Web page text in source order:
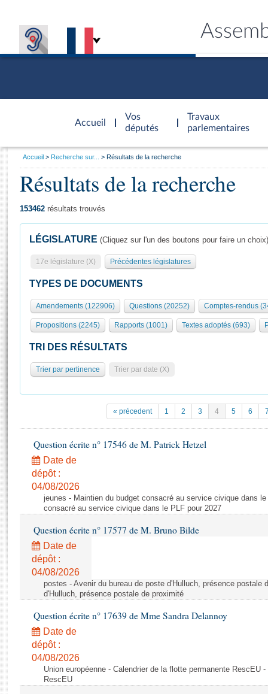
Accueil
d'accueil
Vos
députés
Travaux
parlementaires
Présidence
577 députés
Groupes politiques
Séance publique
Commissions et autres organes
Europe et International
Pétitions
Projets de loi
Propositions de loi
Amendements
Textes adoptés
Rapports législatifs
Rapports sur l'application des lois
Baromètre de l’application des lois
Dossiers législatifs
Budget et sécurité sociale
Questions écrites et orales
Comptes rendus des débats
Général
Rôle et pouvoirs de l'Assemblée
Organisation de l'Assemblée
Présidence Conférence des Présidents Bureau Collège des
Statistiques et chiffres clés
Documents de référence
( Constitution | Règlement de l'Assemblée ... )
Histoire
Juniors
Anciennes législatures
Visiter l'Assemblée
Visite virtuelle du palais Bourbon
Assister à une séance
Contacts et plan d'accès
Photos libres de droit
Vous
Accueil Recherche sur... Résultats de la recherche
Résultats de la recherche
153462 résultats trouvés
LÉGISLATURE (Cliquez sur l'un des boutons pour faire un choix)
17e législature (X) Précédentes législatures
TYPES DE DOCUMENTS
Amendements (122906) Questions (20252) Comptes-rendus
Propositions (2245) Rapports (1001) Textes adoptés (693)
TRI DES RÉSULTATS
Trier par pertinence Trier par date (X)
« précedent 1 2 3 4 5 6
Question écrite n° 17546 de M. Patrick Hetzel
Date de
dépôt :
04/08/2026
jeunes - Maintien du budget consacré au service civique dans
consacré au service civique dans le PLF pour 2027
Question écrite n° 17577 de M. Bruno Bilde
Date de
dépôt :
04/08/2026
postes - Avenir du bureau de poste d'Hulluch, présence postale
d'Hulluch, présence postale de proximité
Question écrite n° 17639 de Mme Sandra Delannoy
Date de
dépôt :
04/08/2026
Union européenne - Calendrier de la flotte permanente RescEU
RescEU